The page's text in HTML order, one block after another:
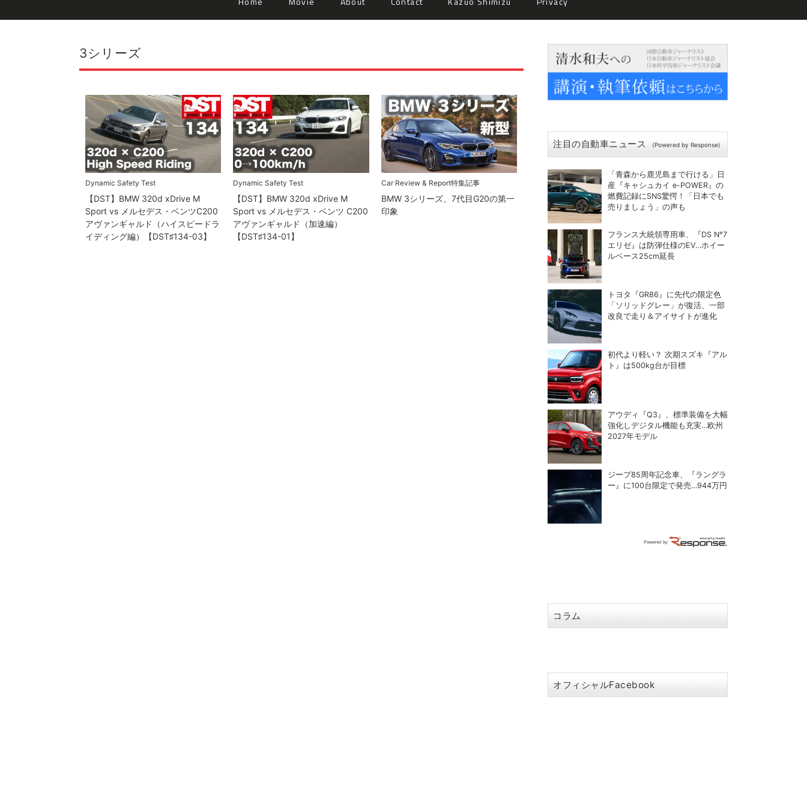
3シリーズ
Dynamic Safety Test
【DST】BMW 320d xDrive M
Sport vs メルセデス・ベンツC200
アヴァンギャルド（ハイスピードラ
イディング編）【DST♯134-03】
Dynamic Safety Test
【DST】BMW 320d xDrive M
Sport vs メルセデス・ベンツ C200
アヴァンギャルド（加速編）
【DST♯134-01】
Car Review & Report特集記事
BMW 3シリーズ、7代目G20の第一
印象
注目の自動車ニュース (Powered by Response)
「青森から鹿児島まで行ける」日
産『キャシュカイ e-POWER』の
燃費記録にSNS驚愕！「日本でも
売りましょう」の声も
フランス大統領専用車、『DS N°7
エリゼ』は防弾仕様のEV…ホイー
ルベース25cm延長
トヨタ『GR86』に先代の限定色
「ソリッドグレー」が復活、一部
改良で走り＆アイサイトが進化
初代より軽い？ 次期スズキ『アル
ト』は500kg台が目標
アウディ『Q3』、標準装備を大幅
強化しデジタル機能も充実…欧州
2027年モデル
ジープ85周年記念車、『ラングラ
ー』に100台限定で発売…944万円
コラム
オフィシャルFacebook